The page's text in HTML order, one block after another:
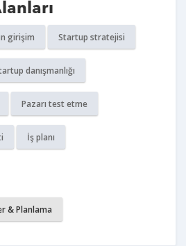
girişim Startup stratejisi
danışmanlığı
Pazarı test etme
İş planı
& Planlama